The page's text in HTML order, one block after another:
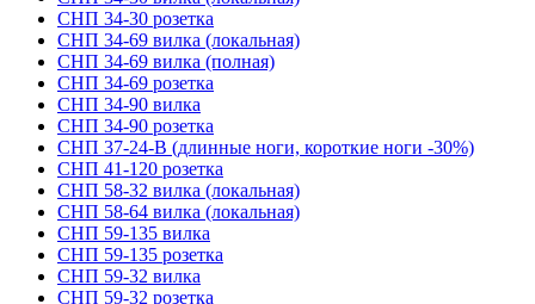
СНП 34-30 розетка
СНП 34-69 вилка (локальная)
СНП 34-69 вилка (полная)
СНП 34-69 розетка
СНП 34-90 вилка
СНП 34-90 розетка
СНП 37-24-В (длинные ноги, короткие ноги -30%)
СНП 41-120 розетка
СНП 58-32 вилка (локальная)
СНП 58-64 вилка (локальная)
СНП 59-135 вилка
СНП 59-135 розетка
СНП 59-32 вилка
СНП 59-32 розетка